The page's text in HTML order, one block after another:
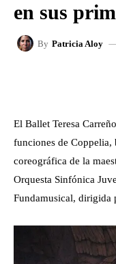
en sus
By Patricia Aloy
El Ballet Teresa
funciones de Coppelia,
coreográfica de la
Orquesta Sinfónica
Fundamusical, dirigida